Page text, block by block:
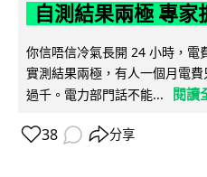
自測結果兩極 專家
你信唔信冷氣長開 24 小時，電
實測結果兩極，有人一個月電
過千。電力部門話不能...
閱讀
38 分享